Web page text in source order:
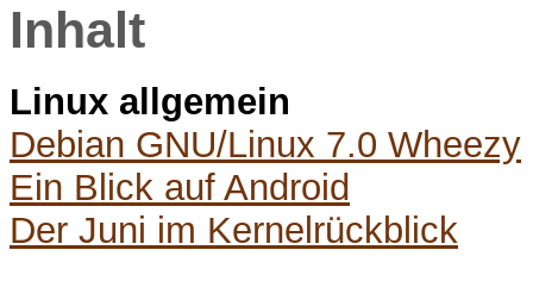
Inhalt
Linux allgemein
Debian GNU/Linux 7.0 Wheezy
Ein Blick auf Android
Der Juni im Kernelrückblick